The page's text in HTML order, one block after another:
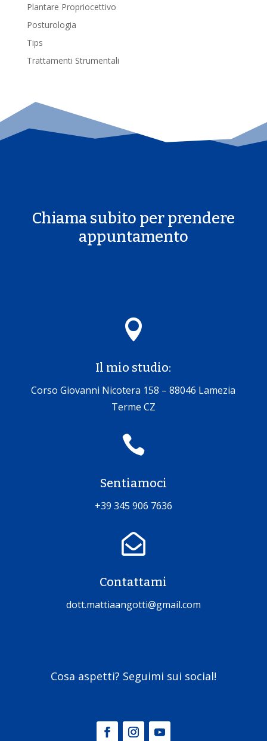
Plantare Propriocettivo
Posturologia
Tips
Trattamenti Strumentali
Chiama subito per prendere
appuntamento

Il mio studio:
Corso Giovanni Nicotera 158 – 88046 Lamezia
Terme CZ

Sentiamoci
+39 345 906 7636

Contattami
dott.mattiaangotti@gmail.com
Cosa aspetti? Seguimi sui social!